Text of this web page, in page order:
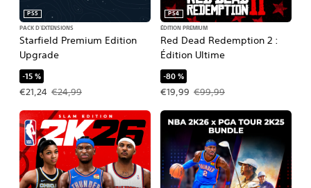
Starfield Premium Edition
Upgrade
PS5
PACK D'EXTENSIONS
-15 %
€21,24
Prix de l'offre : €21,24 Prix initial : €24,99
€24,99
Red Dead Redemption 2 :
Édition Ultime
PS4
ÉDITION PREMIUM
-80 %
€19,99
Prix de l'offre : €19,99 Prix initial :
€99,99